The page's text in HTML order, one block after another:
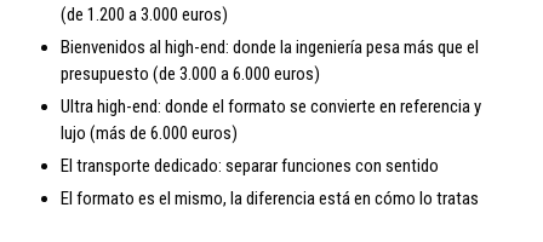
(de 1.200 a 3.000 euros)
Bienvenidos al high-end: donde la ingeniería pesa más que el
presupuesto (de 3.000 a 6.000 euros)
Ultra high-end: donde el formato se convierte en referencia y
lujo (más de 6.000 euros)
El transporte dedicado: separar funciones con sentido
El formato es el mismo, la diferencia está en cómo lo tratas